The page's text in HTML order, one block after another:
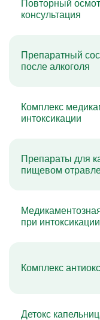
Повторный
консультация
Препаратный
после алкоголя
Комплекс
интоксикации
Препараты для
пищевом
при интоксикации
Комплекс
Детокс